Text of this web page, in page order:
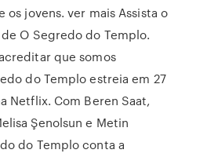
jovens. ver mais Assista o
O Segredo do Templo.
que somos
do Templo estreia em 27
Netflix. Com Beren Saat,
Şenolsun e Metin
do Templo conta a